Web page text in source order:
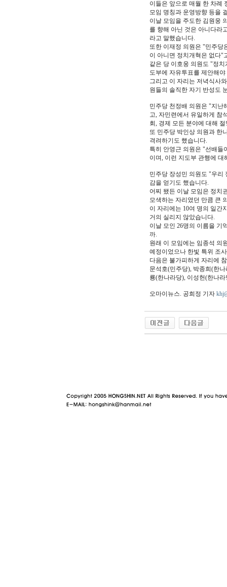
이들은 앞으로 매월 한 차례
모임 명칭과 운영방향 등을
이날 모임을 주도한 김원웅
를 향해 아닌 것은 아니다라
라고 말했습니다.
또한 이재정 의원은 "민주당
이 아니면 정치개혁은 없다"
같은 당 이호웅 의원도 "정
도부에 자유투표를 제안해
그리고 이 자리는 저녁식사
원들의 솔직한 자기 반성도
민주당 천정배 의원은 "지난
고, 자민련에서 유일하게 참
회, 경제 모든 분야에 대해
또 민주당 박인상 의원과 한
격려하기도 했습니다.
특히 안영근 의원은 "선배들
이며, 이런 지도부 관행에
민주당 장성민 의원도 "우리
감을 얻기도 했습니다.
어찌 됐든 이날 모임은 정치
모색하는 자리였던 만큼 큰
이 자리에는 10여 명의 일간
거의 실리지 않았습니다.
이날 모인 26명의 이름을 기
까.
원래 이 모임에는 임종석 의
예정이었으나 한빛 특위 조
다음은 불가피하게 자리에
문석호(민주당), 박종희(한
룡(한나라당), 이성헌(한나
오마이뉴스. 공희정 기자